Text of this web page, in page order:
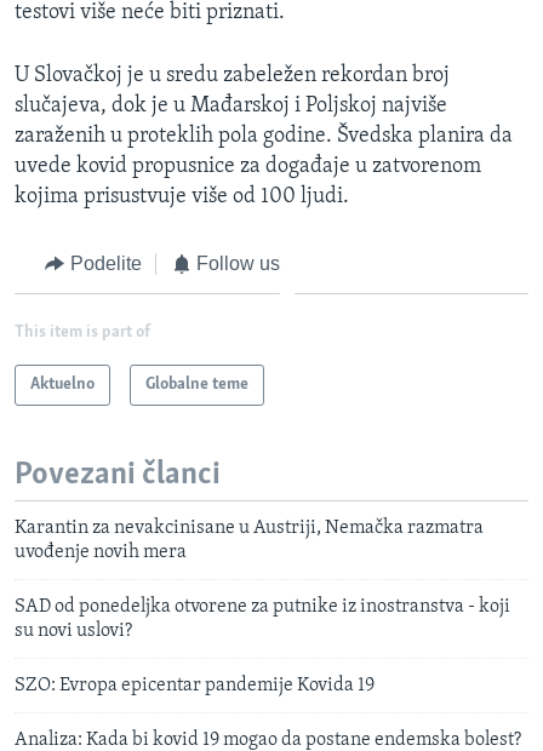
testovi više neće biti priznati.
U Slovačkoj je u sredu zabeležen rekordan broj
slučajeva, dok je u Mađarskoj i Poljskoj najviše
zaraženih u proteklih pola godine. Švedska planira da
uvede kovid propusnice za događaje u zatvorenom
kojima prisustvuje više od 100 ljudi.
Podelite Follow us
This item is part of
Aktuelno Globalne teme
Povezani članci
Karantin za nevakcinisane u Austriji, Nemačka razmatra
uvođenje novih mera
SAD od ponedeljka otvorene za putnike iz inostranstva - koji
su novi uslovi?
SZO: Evropa epicentar pandemije Kovida 19
Analiza: Kada bi kovid 19 mogao da postane endemska bolest?